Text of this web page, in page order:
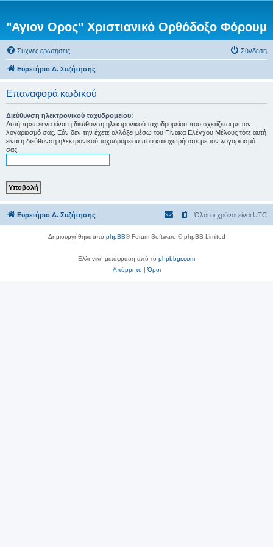
"Αγιον Ορος" Χριστιανικό Ορθόδοξο Φόρουμ
Συχνές ερωτήσεις Σύνδεση
Ευρετήριο Δ. Συζήτησης
Επαναφορά κωδικού
Διεύθυνση ηλεκτρονικού ταχυδρομείου:
Αυτή πρέπει να είναι η διεύθυνση ηλεκτρονικού ταχυδρομείου που σχετίζεται με τον
λογαριασμό σας. Εάν δεν την έχετε αλλάξει μέσω του Πίνακα Ελέγχου Μέλους τότε αυτή
είναι η διεύθυνση ηλεκτρονικού ταχυδρομείου που καταχωρήσατε με τον λογαριασμό
σας
Ευρετήριο Δ. Συζήτησης Όλοι οι χρόνοι είναι UTC
Δημιουργήθηκε από phpBB® Forum Software © phpBB Limited
Ελληνική μετάφραση από το phpbbgr.com
Απόρρητο|Όροι